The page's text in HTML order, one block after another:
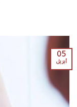
05
أبريل